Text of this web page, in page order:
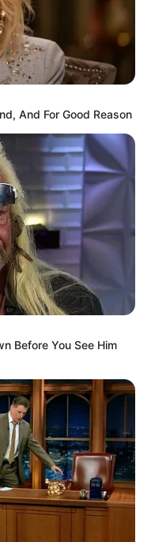
And For Good Reason
Before You See Him